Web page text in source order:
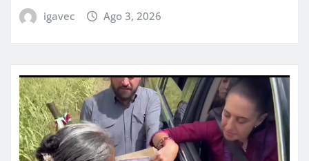
igavec Ago 3, 2026